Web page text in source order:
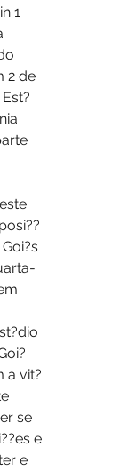
1
2 de
a vit?
se
e
e